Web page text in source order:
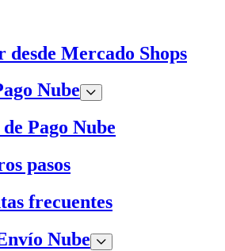
Mercado Shops
Nube
Pago Nube
pasos
frecuentes
Nube